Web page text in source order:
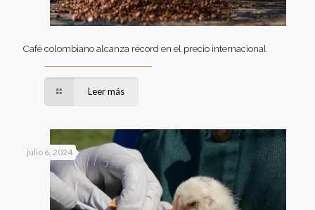
Café colombiano alcanza récord en el precio internacional
Leer más
julio 6, 2024